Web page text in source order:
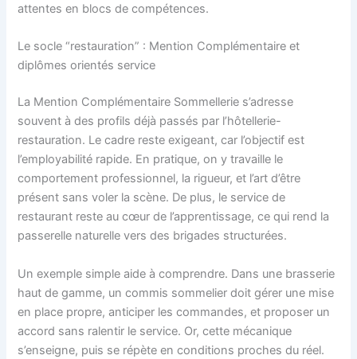
attentes en blocs de compétences.
Le socle “restauration” : Mention Complémentaire et
diplômes orientés service
La Mention Complémentaire Sommellerie s’adresse
souvent à des profils déjà passés par l’hôtellerie-
restauration. Le cadre reste exigeant, car l’objectif est
l’employabilité rapide. En pratique, on y travaille le
comportement professionnel, la rigueur, et l’art d’être
présent sans voler la scène. De plus, le service de
restaurant reste au cœur de l’apprentissage, ce qui rend la
passerelle naturelle vers des brigades structurées.
Un exemple simple aide à comprendre. Dans une brasserie
haut de gamme, un commis sommelier doit gérer une mise
en place propre, anticiper les commandes, et proposer un
accord sans ralentir le service. Or, cette mécanique
s’enseigne, puis se répète en conditions proches du réel.